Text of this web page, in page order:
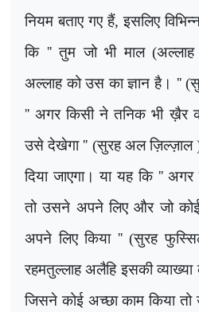
नियम बताए गए हैं,इसलिए
कि ''तुम जो भी माल
अल्लाह को उस का ज्ञान है। '' (
''अगर किसी ने तनिक भी ख़ैर
उसे देखेगा'' (सुरह अल ज़िल्ज़ाल
दिया जाएगा। या यह कि ''अगर
तो उसने अपने लिए और जो कोई
अपने लिए किया '' (सुरह
रहमतुल्लाह अलैहि इसकी
जिसने कोई अच्छा काम किया तो